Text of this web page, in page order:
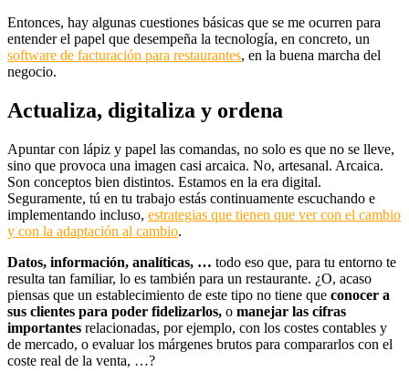
Entonces, hay algunas cuestiones básicas que se me ocurren para
entender el papel que desempeña la tecnología, en concreto, un
software de facturación para restaurantes, en la buena marcha del
negocio.
Actualiza, digitaliza y ordena
Apuntar con lápiz y papel las comandas, no solo es que no se lleve,
sino que provoca una imagen casi arcaica. No, artesanal. Arcaica.
Son conceptos bien distintos. Estamos en la era digital.
Seguramente, tú en tu trabajo estás continuamente escuchando e
implementando incluso, estrategias que tienen que ver con el cambio
y con la adaptación al cambio.
Datos, información, analíticas, … todo eso que, para tu entorno te
resulta tan familiar, lo es también para un restaurante. ¿O, acaso
piensas que un establecimiento de este tipo no tiene que conocer a
sus clientes para poder fidelizarlos, o manejar las cifras
importantes relacionadas, por ejemplo, con los costes contables y
de mercado, o evaluar los márgenes brutos para compararlos con el
coste real de la venta, …?